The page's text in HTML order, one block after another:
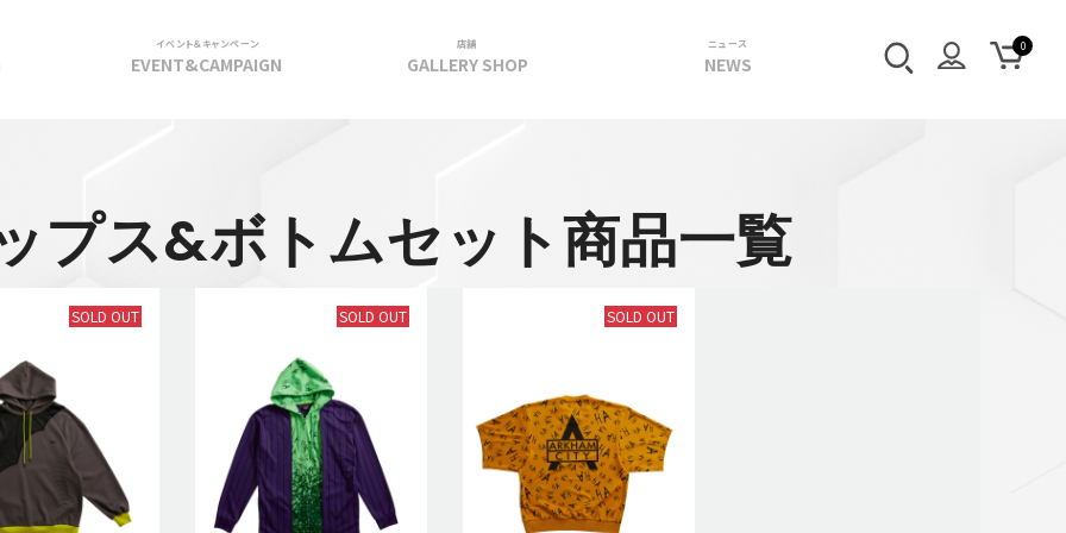
イベント＆キャンペーン
EVENT&CAMPAIGN
店舗
GALLERY SHOP
ニュース
NEWS
プス&ボトムセット商品一覧
SOLD OUT SOLD OUT SOLD OUT